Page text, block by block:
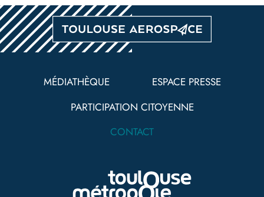
MÉDIATHÈQUE
ESPACE PRESSE
PARTICIPATION CITOYENNE
CONTACT